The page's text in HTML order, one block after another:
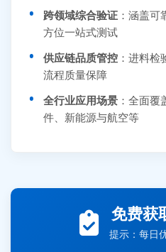
跨领域综合验证 ：涵盖
方位一站式测试
供应链品质管控 ：进料
流程质量保障
全行业应用场景 ：全面
件、新能源与航空等
免费获
提示：每日
李女士 159****5393 3分钟前提
王经理 186****9012 7分钟前